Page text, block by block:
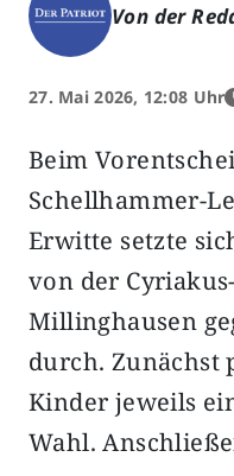
Von der
27. Mai 2026, 12:08 Uhr
Beim
Schellhammer-
Erwitte setzte
von der
Millinghausen
durch. Zunächst
Kinder jeweils
Wahl.